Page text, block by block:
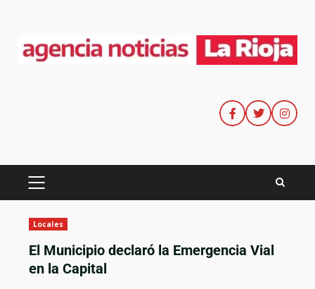
Locales
El Municipio declaró la Emergencia Vial
en la Capital